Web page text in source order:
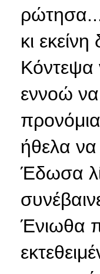
κι
Κόντεψα
εννοώ
ήθελα να
Έδωσα
Ένιωθα